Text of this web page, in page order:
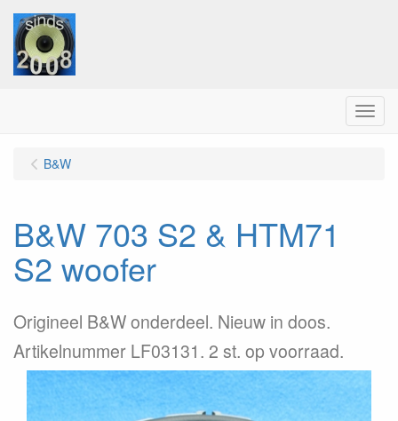
Menu
B&W
B&W 703 S2 & HTM71
S2 woofer
Origineel B&W onderdeel. Nieuw in doos.
Artikelnummer LF03131. 2 st. op voorraad.